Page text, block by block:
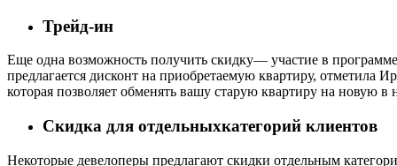
Трейд-ин
Еще одна возможность получить скидку— участие в
предлагается дисконт на приобретаемую квартиру, отметила
которая позволяет обменять вашу старую квартиру на новую
Скидка для отдельныхкатегорий клиентов
Некоторые девелоперы предлагают скидки отдельным